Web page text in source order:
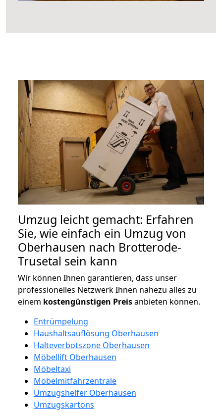
Umzug leicht gemacht: Erfahren
Sie, wie einfach ein Umzug von
Oberhausen nach Brotterode-
Trusetal sein kann
Wir können Ihnen garantieren, dass unser
professionelles Netzwerk Ihnen nahezu alles zu
einem kostengünstigen Preisanbieten können.
Entrümpelung
Haushaltsauflösung Oberhausen
Halteverbotszone Oberhausen
Möbellift Oberhausen
Möbeltaxi
Möbelmitfahrzentrale
Umzugshelfer Oberhausen
Umzugskartons